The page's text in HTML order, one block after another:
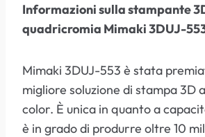
Informazioni sulla stampante
quadricromia Mimaki 3DUJ-
Mimaki 3DUJ-553 è stata
migliore soluzione di stampa 3D
color. È unica in quanto a
è in grado di produrre oltre 10